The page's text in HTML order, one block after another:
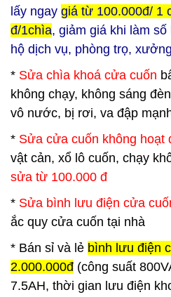
lấy ngay giá từ 100.000đ/ 1
đ/1chìa, giảm giá khi làm
hộ dịch vụ, phòng trọ,
* Sửa chìa khoá cửa cuốn
không chạy, không sáng
vô nước, bị rơi, va đập
* Sửa cửa cuốn không hoạt
vật cản, xổ lô cuốn, chạy
sửa từ 100.000 đ
* Sửa bình lưu điện cửa
ắc quy cửa cuốn tại nhà
* Bán sỉ và lẻ bình lưu điện
2.000.000đ (công suất
7.5AH, thời gian lưu điện